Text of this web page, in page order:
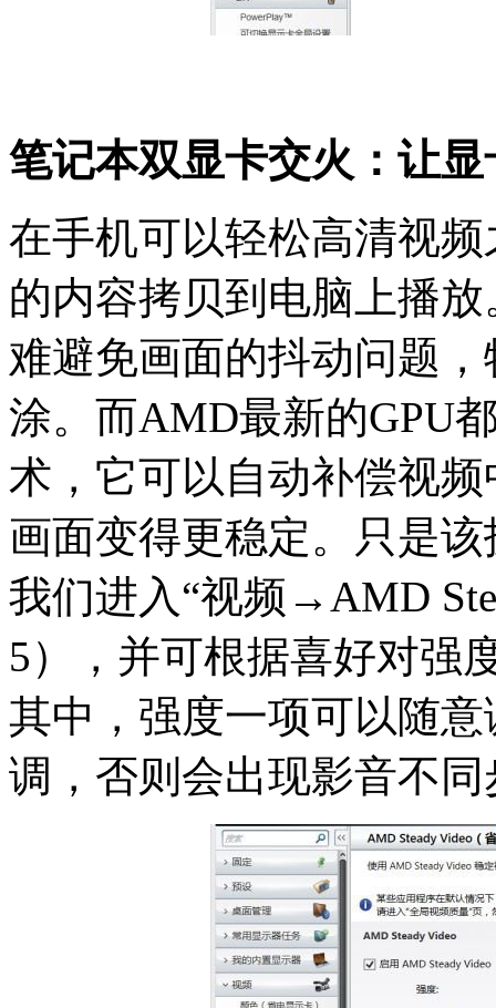
笔记本双显卡交火：让
在手机可以轻松高清视
的内容拷贝到电脑上播
难避免画面的抖动问题
涂。而AMD最新的GPU
术，它可以自动补偿视
画面变得更稳定。只是
我们进入“视频→AMD
5），并可根据喜好对强
其中，强度一项可以随
调，否则会出现影音不